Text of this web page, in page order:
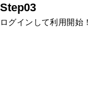
Step03
ログインして利用開始！